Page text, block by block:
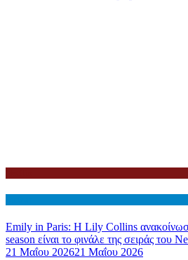
Emily in Paris: Η Lily Collins
season είναι το φινάλε της σειράς του
21 Μαΐου 202621 Μαΐου 2026